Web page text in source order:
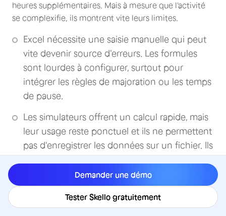
heures supplémentaires. Mais à mesure que l'activité
se complexifie, ils montrent vite leurs limites.
Excel nécessite une saisie manuelle qui peut
vite devenir source d'erreurs. Les formules
sont lourdes à configurer, surtout pour
intégrer les règles de majoration ou les temps
de pause.
Les simulateurs offrent un calcul rapide, mais
leur usage reste ponctuel et ils ne permettent
pas d'enregistrer les données sur un fichier. Ils
variables, ni aux spécificités des conventions
collectives.
Demander une démo
Tester Skello gratuitement